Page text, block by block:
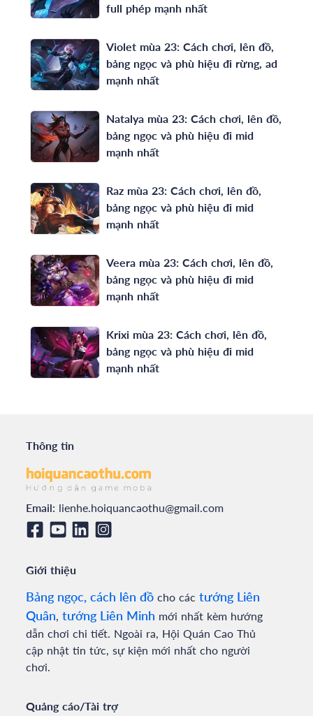
full phép mạnh nhất
Violet mùa 23: Cách chơi, lên đồ,
bảng ngọc và phù hiệu đi rừng, ad
mạnh nhất
Natalya mùa 23: Cách chơi, lên đồ,
bảng ngọc và phù hiệu đi mid
mạnh nhất
Raz mùa 23: Cách chơi, lên đồ,
bảng ngọc và phù hiệu đi mid
mạnh nhất
Veera mùa 23: Cách chơi, lên đồ,
bảng ngọc và phù hiệu đi mid
mạnh nhất
Krixi mùa 23: Cách chơi, lên đồ,
bảng ngọc và phù hiệu đi mid
mạnh nhất
Thông tin
Email: lienhe.hoiquancaothu@gmail.com
Giới thiệu
Bảng ngọc, cách lên đồ cho các tướng Liên
Quân tướng Liên Minh mới nhất kèm hướng
dẫn chơi chi tiết. Ngoài ra, Hội Quán Cao Thủ
cập nhật tin tức, sự kiện mới nhất cho người
chơi.
Quảng cáo/Tài trợ